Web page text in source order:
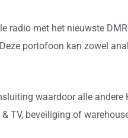
radio met het nieuwste
portofoon kan zowel
waardoor alle
TV, beveiliging of